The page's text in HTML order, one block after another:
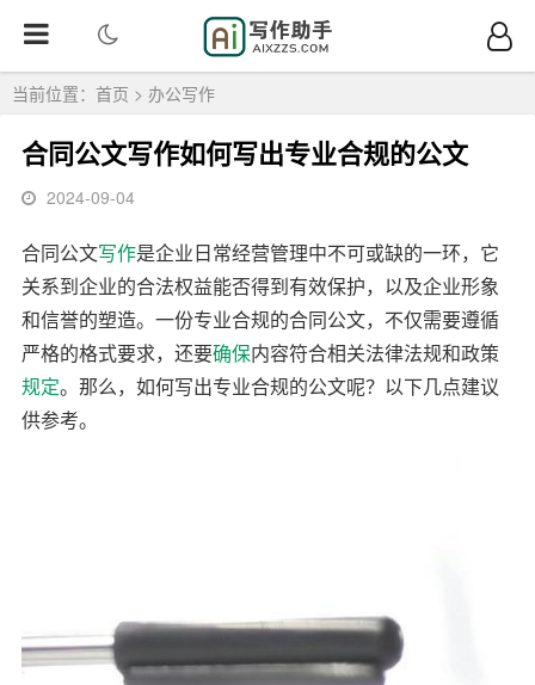
当前位置： 首页 > 办公写作
合同公文写作如何写出专业合规的公文
2024-09-04
合同公文写作是企业日常经营管理中不可或缺的一环，它
关系到企业的合法权益能否得到有效保护，以及企业形象
和信誉的塑造。一份专业合规的合同公文，不仅需要遵循
严格的格式要求，还要确保内容符合相关法律法规和政策
规定。那么，如何写出专业合规的公文呢？以下几点建议
供参考。